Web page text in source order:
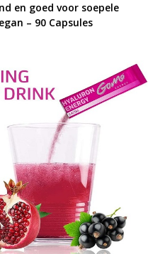
en goed voor soepele
– 90 Capsules